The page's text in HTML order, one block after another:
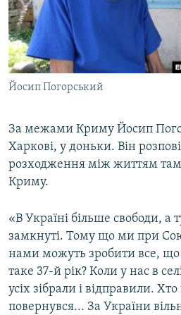
Йосип Погорський
За межами Криму Йосип
Харкові, у доньки. Він
розходження між життям там
Криму.
«В Україні більше свободи, а
замкнуті. Тому що ми при
нами можуть зробити все, що
таке 37-й рік? Коли у нас в
усіх зібрали і відправили.
повернувся... За України